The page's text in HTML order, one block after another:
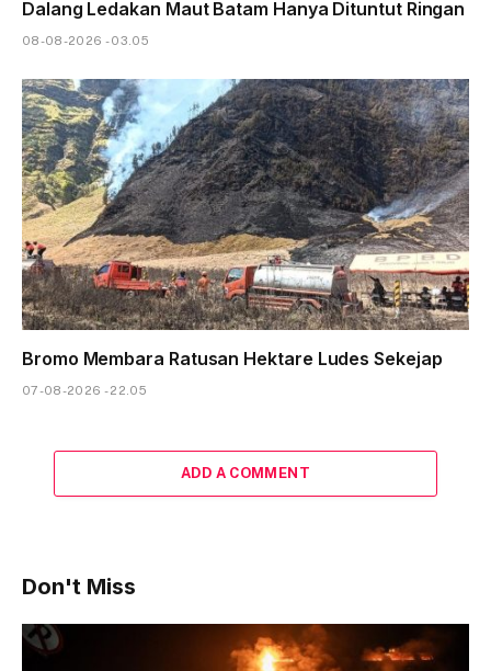
Dalang Ledakan Maut Batam Hanya Dituntut Ringan
08-08-2026 - 03.05
Bromo Membara Ratusan Hektare Ludes Sekejap
07-08-2026 - 22.05
ADD A COMMENT
Don't Miss